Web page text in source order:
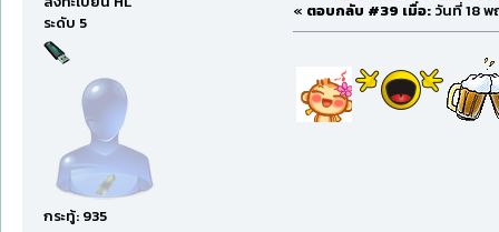
ระดับ 5
กระทู้: 935
« ตอบกลับ #39 เมื่อ: วันที่ 18 พ